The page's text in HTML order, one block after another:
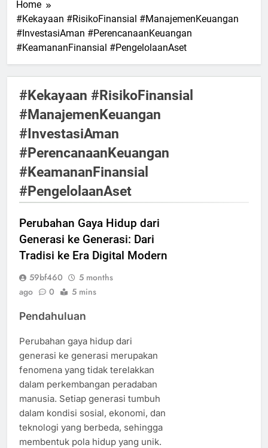
Home
#Kekayaan #RisikoFinansial #ManajemenKeuangan
#InvestasiAman #PerencanaanKeuangan
#KeamananFinansial #PengelolaanAset
#Kekayaan #RisikoFinansial
#ManajemenKeuangan
#InvestasiAman
#PerencanaanKeuangan
#KeamananFinansial
#PengelolaanAset
Perubahan Gaya Hidup dari
Generasi ke Generasi: Dari
Tradisi ke Era Digital Modern
59bf460
5 months
ago
0 5 mins
Pendahuluan
Perubahan gaya hidup dari
generasi ke generasi merupakan
fenomena yang tidak terelakkan
dalam perkembangan peradaban
manusia. Setiap generasi tumbuh
dalam kondisi sosial, ekonomi, dan
teknologi yang berbeda, sehingga
membentuk pola hidup yang unik.